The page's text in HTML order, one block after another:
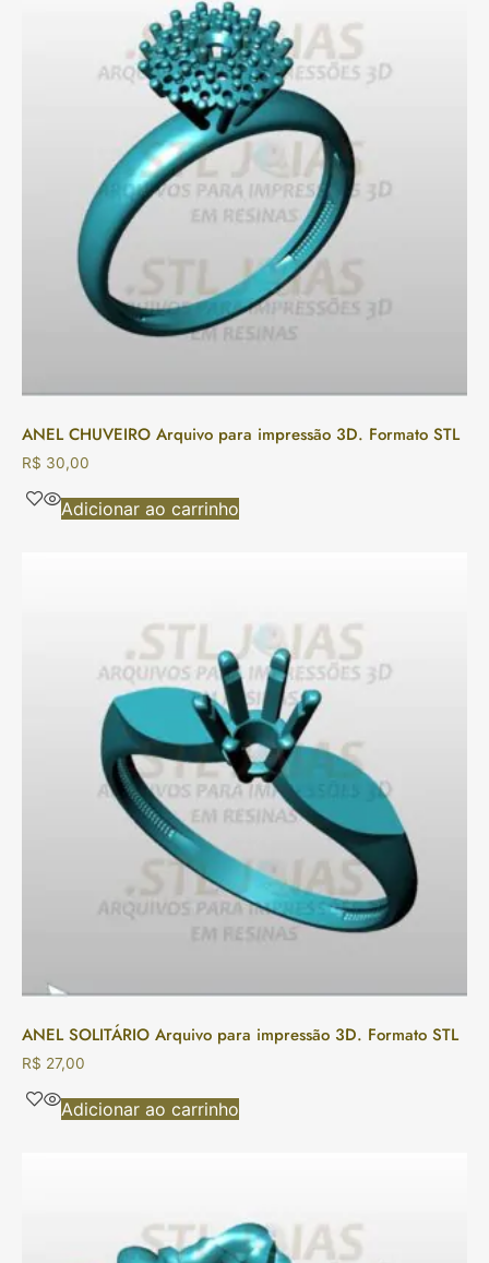
ANEL CHUVEIRO Arquivo para impressão 3D. Formato STL
R$ 30,00
Adicionar ao carrinho
ANEL SOLITÁRIO Arquivo para impressão 3D. Formato STL
R$ 27,00
Adicionar ao carrinho